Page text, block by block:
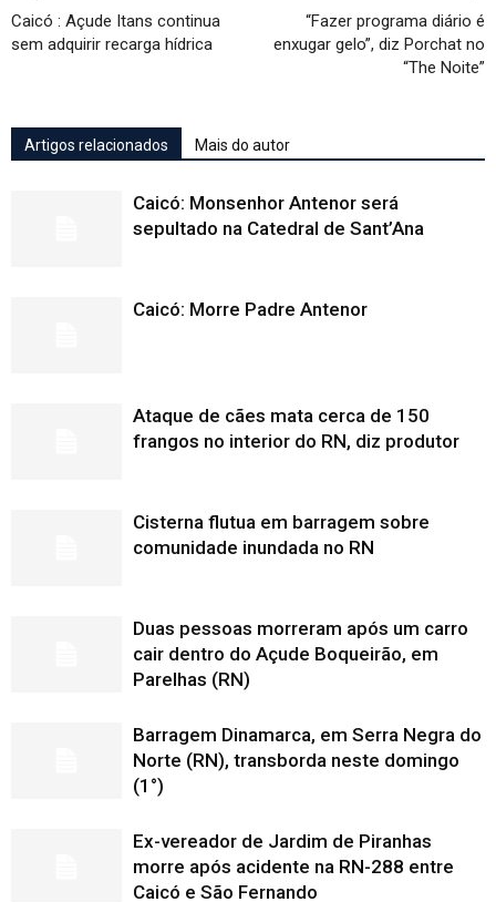
Caicó : Açude Itans continua
sem adquirir recarga hídrica
“Fazer programa diário é
enxugar gelo”, diz Porchat no
“The Noite”
Artigos relacionados Mais do autor
Caicó: Monsenhor Antenor será
sepultado na Catedral de Sant’Ana
Caicó: Morre Padre Antenor
Ataque de cães mata cerca de 150
frangos no interior do RN, diz produtor
Cisterna flutua em barragem sobre
comunidade inundada no RN
Duas pessoas morreram após um carro
cair dentro do Açude Boqueirão, em
Parelhas (RN)
Barragem Dinamarca, em Serra Negra do
Norte (RN), transborda neste domingo
(1°)
Ex-vereador de Jardim de Piranhas
morre após acidente na RN-288 entre
Caicó e São Fernando